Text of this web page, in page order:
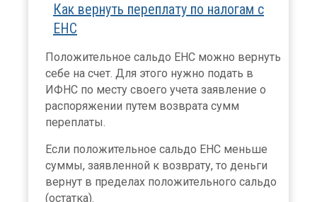
Как вернуть переплату по налогам с
ЕНС
Положительное сальдо ЕНС можно вернуть
себе на счет. Для этого нужно подать в
ИФНС по месту своего учета заявление о
распоряжении путем возврата сумм
переплаты.
Если положительное сальдо ЕНС меньше
суммы, заявленной к возврату, то деньги
вернут в пределах положительного сальдо
(остатка).